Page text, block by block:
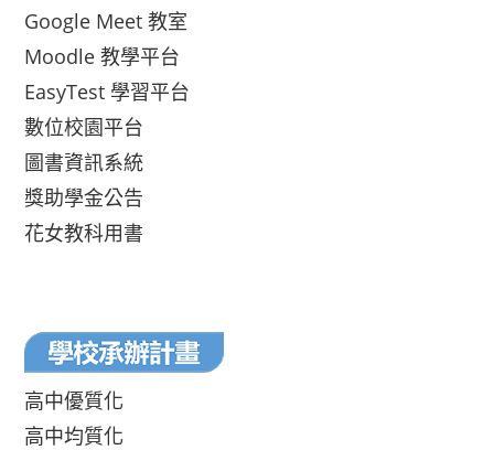
Google Meet 教室
Moodle 教學平台
EasyTest 學習平台
數位校園平台
圖書資訊系統
獎助學金公告
花女教科用書
高中優質化
高中均質化